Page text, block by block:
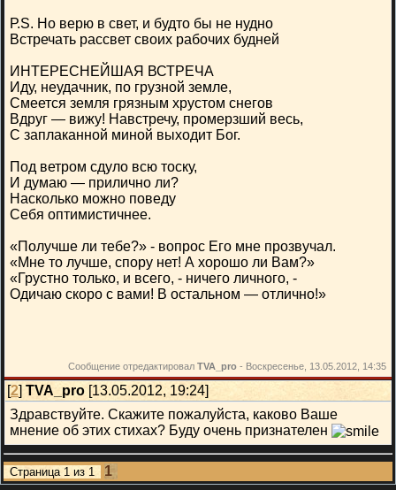
Р.S. Но верю в свет, и будто бы не нудно
Встречать рассвет своих рабочих будней
ИНТЕРЕСНЕЙШАЯ ВСТРЕЧА
Иду, неудачник, по грузной земле,
Смеется земля грязным хрустом снегов
Вдруг — вижу! Навстречу, промерзший весь,
С заплаканной миной выходит Бог.
Под ветром сдуло всю тоску,
И думаю — прилично ли?
Насколько можно поведу
Себя оптимистичнее.
«Получше ли тебе?» - вопрос Его мне прозвучал.
«Мне то лучше, спору нет! А хорошо ли Вам?»
«Грустно только, и всего, - ничего личного, -
Одичаю скоро с вами! В остальном — отлично!»
Сообщение отредактировал TVA_pro - Воскресенье, 13.05.2012, 14:35
[2] TVA_pro [13.05.2012, 19:24]
Здравствуйте. Скажите пожалуйста, каково Ваше
мнение об этих стихах? Буду очень признателен
Страница 1 из 1 1